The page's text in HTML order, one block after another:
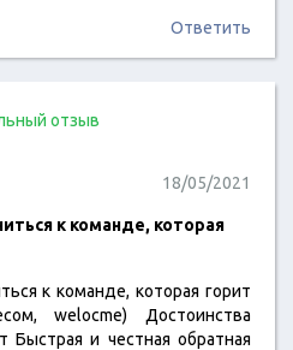
Ответить
отзыв
18/05/2021
к команде, которая
к команде, которая горит
welocme) Достоинства
Быстрая и честная обратная